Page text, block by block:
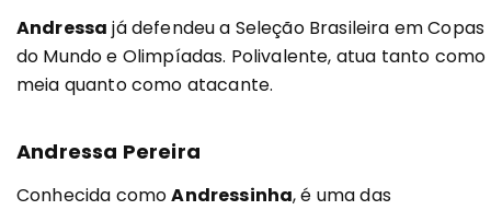
Andressa já defendeu a Seleção Brasileira em Copas
do Mundo e Olimpíadas. Polivalente, atua tanto como
meia quanto como atacante.
Andressa Pereira
Conhecida comoAndressinha, é uma das